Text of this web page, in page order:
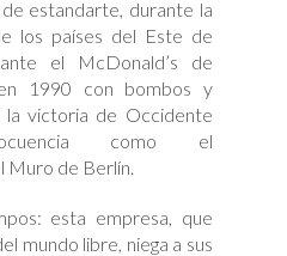
estandarte, durante la
los países del Este de
el McDonald’s de
1990 con bombos y
la victoria de Occidente
como el
Muro de Berlín.
esta empresa, que
mundo libre, niega a sus